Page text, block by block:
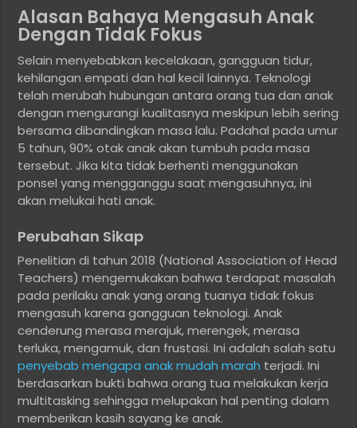
Alasan Bahaya Mengasuh Anak
Dengan Tidak Fokus
Selain menyebabkan kecelakaan, gangguan tidur,
kehilangan empati dan hal kecil lainnya. Teknologi
telah merubah hubungan antara orang tua dan anak
dengan mengurangi kualitasnya meskipun lebih sering
bersama dibandingkan masa lalu. Padahal pada umur
5 tahun, 90% otak anak akan tumbuh pada masa
tersebut. Jika kita tidak berhenti menggunakan
ponsel yang mengganggu saat mengasuhnya, ini
akan melukai hati anak.
Perubahan Sikap
Penelitian di tahun 2018 (National Association of Head
Teachers) mengemukakan bahwa terdapat masalah
pada perilaku anak yang orang tuanya tidak fokus
mengasuh karena gangguan teknologi. Anak
cenderung merasa merajuk, merengek, merasa
terluka, mengamuk, dan frustasi. Ini adalah salah satu
penyebab mengapa anak mudah marah terjadi. Ini
berdasarkan bukti bahwa orang tua melakukan kerja
multitasking sehingga melupakan hal penting dalam
memberikan kasih sayang ke anak.